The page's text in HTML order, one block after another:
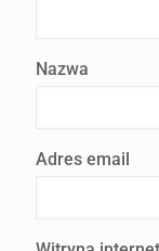
Nazwa
Adres email